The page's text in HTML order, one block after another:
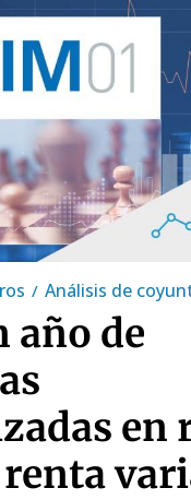
Análisis de
año de
en